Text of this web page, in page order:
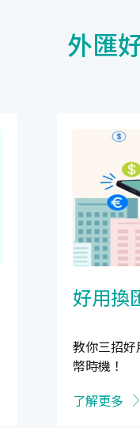
外匯
好用換
教你三招
幣時機！
了解更多